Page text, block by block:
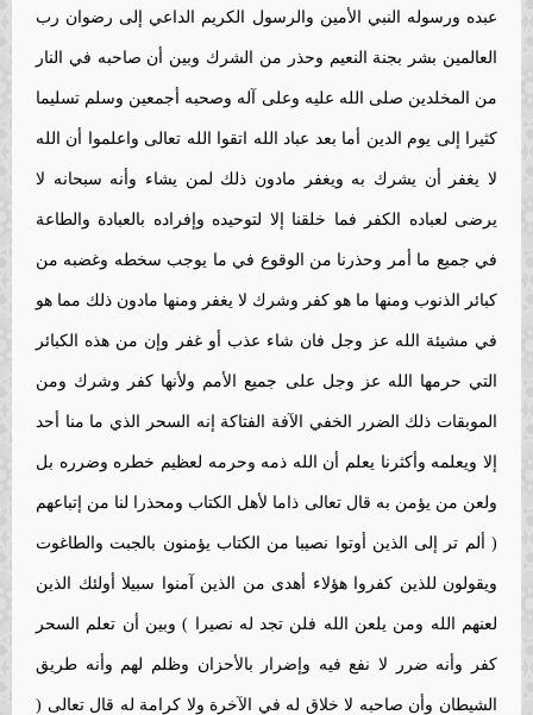
عبده ورسوله النبي الأمين والرسول الكريم الداعي إلى رضوان رب
العالمين بشر بجنة النعيم وحذر من الشرك وبين أن صاحبه في النار
من المخلدين صلى الله عليه وعلى آله وصحبه أجمعين وسلم تسليما
كثيرا إلى يوم الدين أما بعد عباد الله اتقوا الله تعالى واعلموا أن الله
لا يغفر أن يشرك به ويغفر مادون ذلك لمن يشاء وأنه سبحانه لا
يرضى لعباده الكفر فما خلقنا إلا لتوحيده وإفراده بالعبادة والطاعة
في جميع ما أمر وحذرنا من الوقوع في ما يوجب سخطه وغضبه من
كبائر الذنوب ومنها ما هو كفر وشرك لا يغفر ومنها مادون ذلك مما هو
في مشيئة الله عز وجل فان شاء عذب أو غفر وإن من هذه الكبائر
التي حرمها الله عز وجل على جميع الأمم ولأنها كفر وشرك ومن
الموبقات ذلك الضرر الخفي الآفة الفتاكة إنه السحر الذي ما منا أحد
إلا ويعلمه وأكثرنا يعلم أن الله ذمه وحرمه لعظيم خطره وضرره بل
ولعن من يؤمن به قال تعالى ذاما لأهل الكتاب ومحذرا لنا من إتباعهم
( ألم تر إلى الذين أوتوا نصيبا من الكتاب يؤمنون بالجبت والطاغوت
ويقولون للذين كفروا هؤلاء أهدى من الذين آمنوا سبيلا أولئك الذين
لعنهم الله ومن يلعن الله فلن تجد له نصيرا ) وبين أن تعلم السحر
كفر وأنه ضرر لا نفع فيه وإضرار بالأحزان وظلم لهم وأنه طريق
الشيطان وأن صاحبه لا خلاق له في الآخرة ولا كرامة له قال تعالى (